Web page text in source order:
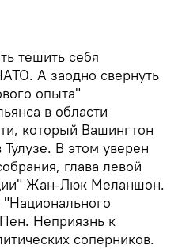
тешить себя
А заодно свернуть
опыта"
в области
который Вашингтон
В этом уверен
глава левой
Жан-Люк Меланшон.
Неприязнь к
соперников.